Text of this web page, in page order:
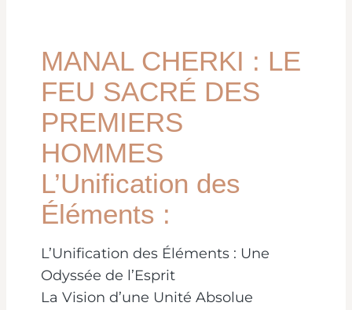
MANAL CHERKI : LE
FEU SACRÉ DES
PREMIERS
HOMMES
L’Unification des
Éléments :
L’Unification des Éléments : Une
Odyssée de l’Esprit
La Vision d’une Unité Absolue